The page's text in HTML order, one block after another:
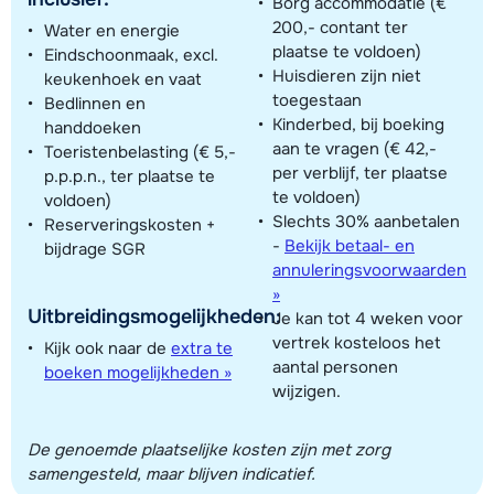
Water en energie
Eindschoonmaak, excl.
keukenhoek en vaat
Bedlinnen en
handdoeken
Toeristenbelasting (€ 5,-
p.p.p.n., ter plaatse te
voldoen)
Reserveringskosten +
bijdrage SGR
Uitbreidingsmogelijkheden:
Kijk ook naar de extra te
boeken mogelijkheden »
200,- contant ter
plaatse te voldoen)
Huisdieren zijn niet
toegestaan
Kinderbed, bij boeking
aan te vragen (€ 42,-
per verblijf, ter plaatse
te voldoen)
Slechts 30% aanbetalen
- Bekijk betaal- en
annuleringsvoorwaarden
»
Je kan tot 4 weken voor
vertrek kosteloos het
aantal personen
wijzigen.
De genoemde plaatselijke kosten zijn met zorg
samengesteld, maar blijven indicatief.